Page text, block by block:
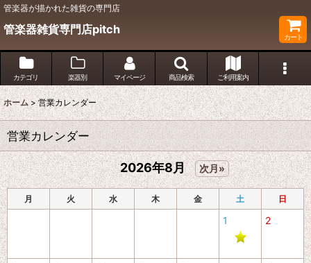
管楽器が描かれた雑貨の専門店
管楽器雑貨専門店pitch
カート
カテゴリ 楽器別 マイページ 商品検索 ご利用案内
ホーム > 営業カレンダー
営業カレンダー
2026年8月 次月»
月 火 水 木 金 土 日
1 2